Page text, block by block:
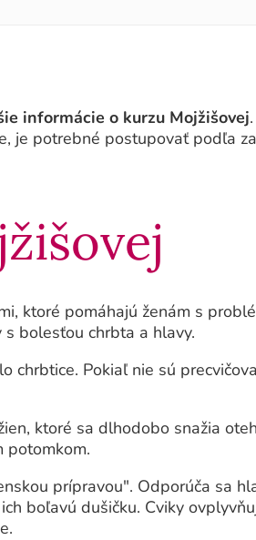
informácie o kurzu Mojžišovej
je potrebné postupovať podľa
ktoré pomáhajú ženám s
bolesťou chrbta a hlavy.
chrbtice. Pokiaľ nie sú
ktoré sa dlhodobo snažia
potomkom.
prípravou". Odporúča sa
boľavú dušičku. Cviky